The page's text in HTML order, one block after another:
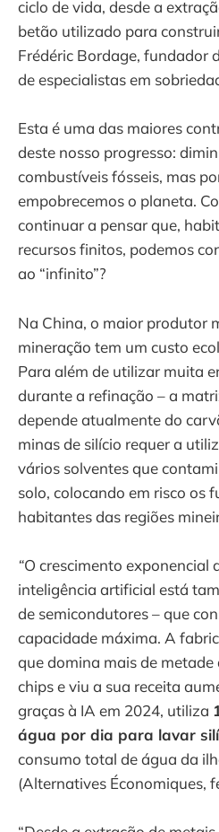
ciclo de vida, desde a
betão utilizado para
Frédéric Bordage, fundador
de especialistas em
Esta é uma das maiores
deste nosso progresso:
combustíveis fósseis, mas
empobrecemos o planeta.
continuar a pensar que,
recursos finitos, podemos
ao “infinito”?
Na China, o maior produtor
mineração tem um custo
Para além de utilizar muita
durante a refinação – a
depende atualmente do
minas de silício requer a
vários solventes que
solo, colocando em risco os
habitantes das regiões
“O crescimento exponencial
inteligência artificial está
de semicondutores – que
capacidade máxima. A
que domina mais de
chips e viu a sua receita
graças à IA em 2024, utiliza
água por dia para lavar
consumo total de água da
(Alternatives Économiques,